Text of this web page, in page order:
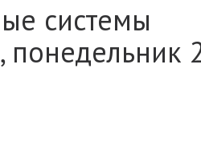
системы
понедельник